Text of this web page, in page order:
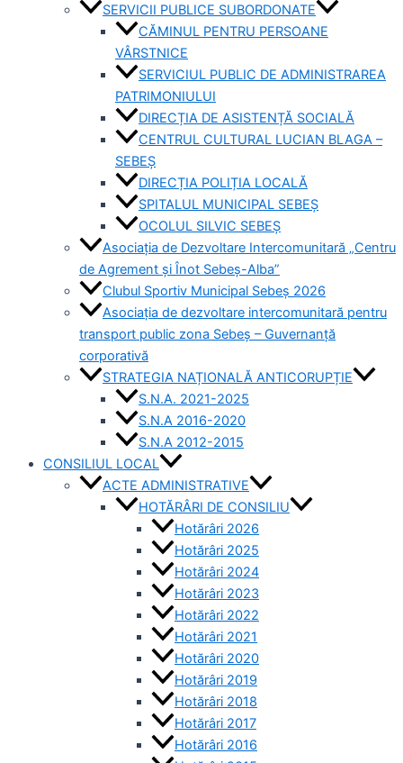
SERVICII PUBLICE SUBORDONATE
CĂMINUL PENTRU PERSOANE
VÂRSTNICE
SERVICIUL PUBLIC DE ADMINISTRAREA
PATRIMONIULUI
DIRECȚIA DE ASISTENȚĂ SOCIALĂ
CENTRUL CULTURAL LUCIAN BLAGA –
SEBEȘ
DIRECȚIA POLIȚIA LOCALĂ
SPITALUL MUNICIPAL SEBEȘ
OCOLUL SILVIC SEBEȘ
Asociația de Dezvoltare Intercomunitară „Centru
de Agrement și Înot Sebeș-Alba”
Clubul Sportiv Municipal Sebeș 2026
Asociația de dezvoltare intercomunitară pentru
transport public zona Sebeș – Guvernanță
corporativă
STRATEGIA NAȚIONALĂ ANTICORUPȚIE
S.N.A. 2021-2025
S.N.A 2016-2020
S.N.A 2012-2015
CONSILIUL LOCAL
ACTE ADMINISTRATIVE
HOTĂRÂRI DE CONSILIU
Hotărâri 2026
Hotărâri 2025
Hotărâri 2024
Hotărâri 2023
Hotărâri 2022
Hotărâri 2021
Hotărâri 2020
Hotărâri 2019
Hotărâri 2018
Hotărâri 2017
Hotărâri 2016